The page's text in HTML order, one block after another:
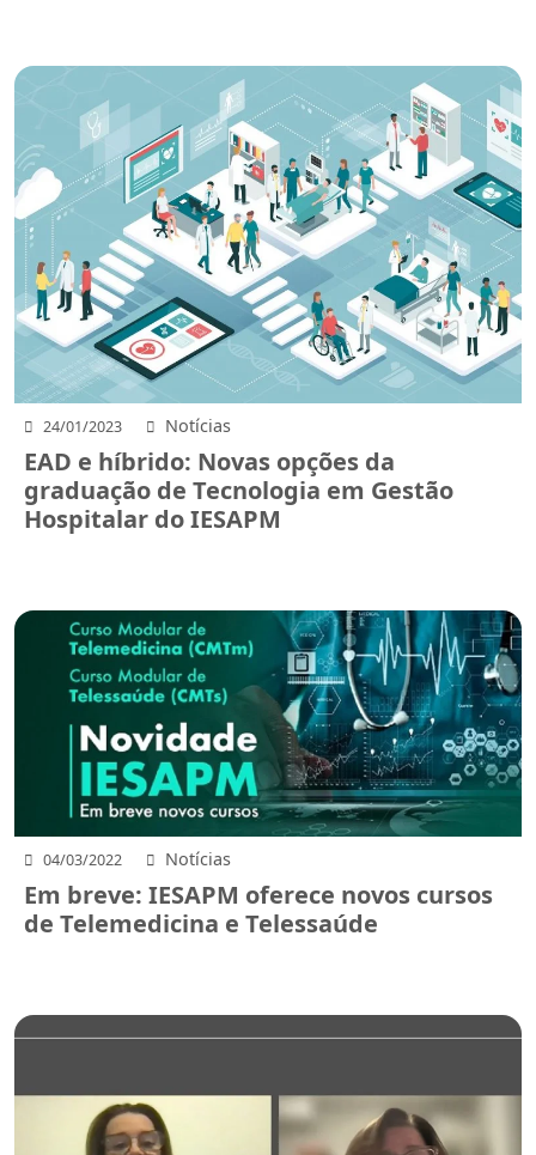
24/01/2023 Notícias
EAD e híbrido: Novas opções da
graduação de Tecnologia em Gestão
Hospitalar do IESAPM
04/03/2022 Notícias
Em breve: IESAPM oferece novos cursos
de Telemedicina e Telessaúde